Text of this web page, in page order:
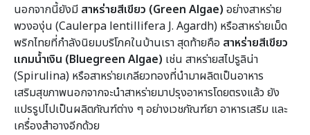
นอกจากนี้ยังมี สาหร่ายสีเขียว (Green Algae) อย่างสาหร่าย
พวงองุ่น (Caulerpa lentillifera J. Agardh) หรือสาหร่ายเม็ด
พริกไทยที่กำลังนิยมบริโภคในบ้านเรา สุดท้ายคือ สาหร่ายสีเขียว
แกมน้ำเงิน (Bluegreen Algae) เช่น สาหร่ายสไปรูลิน่า
(Spirulina) หรือสาหร่ายเกลียวทองที่นำมาผลิตเป็นอาหาร
เสริมสุขภาพนอกจากจะนำสาหร่ายมาปรุงอาหารโดยตรงแล้ว ยัง
แปรรูปไปเป็นผลิตภัณฑ์ต่าง ๆ อย่างเวชภัณฑ์ยา อาหารเสริม และ
เครื่องสำอางอีกด้วย